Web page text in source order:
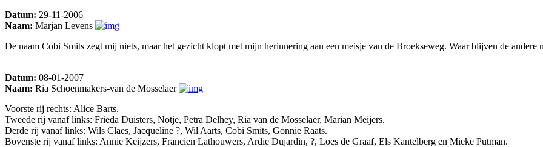
Datum: 29-11-2006
Naam: Marjan Levens
De naam Cobi Smits zegt mij niets, maar het gezicht klopt met mijn herinnering aan een meisje van de Broekseweg. Waar blijven de andere
Datum: 08-01-2007
Naam: Ria Schoenmakers-van de Mosselaer
Voorste rij rechts: Alice Barts.
Tweede rij vanaf links: Frieda Duisters, Notje, Petra Delhey, Ria van de Mosselaer, Marian Meijers.
Derde rij vanaf links: Wils Claes, Jacqueline ?, Wil Aarts, Cobi Smits, Gonnie Raats.
Bovenste rij vanaf links: Annie Keijzers, Francien Lathouwers, Ardie Dujardin, ?, Loes de Graaf, Els Kantelberg en Mieke Putman.